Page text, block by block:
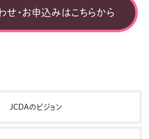
せ・お申込みはこちらから
JCDAのビジョン